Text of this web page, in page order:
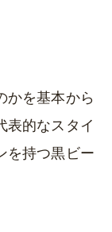
かを基本から
表的なスタイ
を持つ黒ビー